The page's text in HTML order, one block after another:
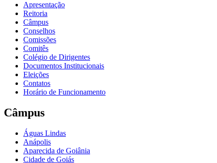
Apresentação
Reitoria
Câmpus
Conselhos
Comissões
Comitês
Colégio de Dirigentes
Documentos Institucionais
Eleições
Contatos
Horário de Funcionamento
Câmpus
Águas Lindas
Anápolis
Aparecida de Goiânia
Cidade de Goiás